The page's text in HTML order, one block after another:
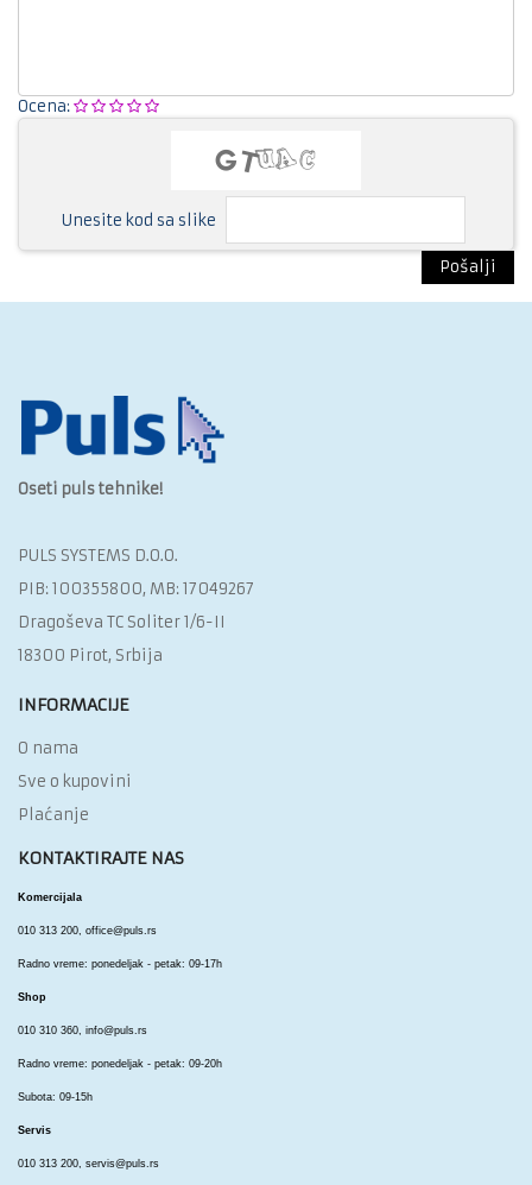
Ocena:
Unesite kod sa slike
Pošalji
Oseti puls tehnike!
PULS SYSTEMS D.O.O.‎
PIB: 100355800, MB: 17049267
Dragoševa TC Soliter 1/6-II
18300 Pirot, Srbija
INFORMACIJE
O nama
Sve o kupovini
Plaćanje
KONTAKTIRAJTE NAS
Komercijala
010 313 200, office@puls.rs
Radno vreme: ponedeljak - petak: 09-17h
Shop
010 310 360, info@puls.rs
Radno vreme: ponedeljak - petak: 09-20h
Subota: 09-15h
Servis
010 313 200, servis@puls.rs